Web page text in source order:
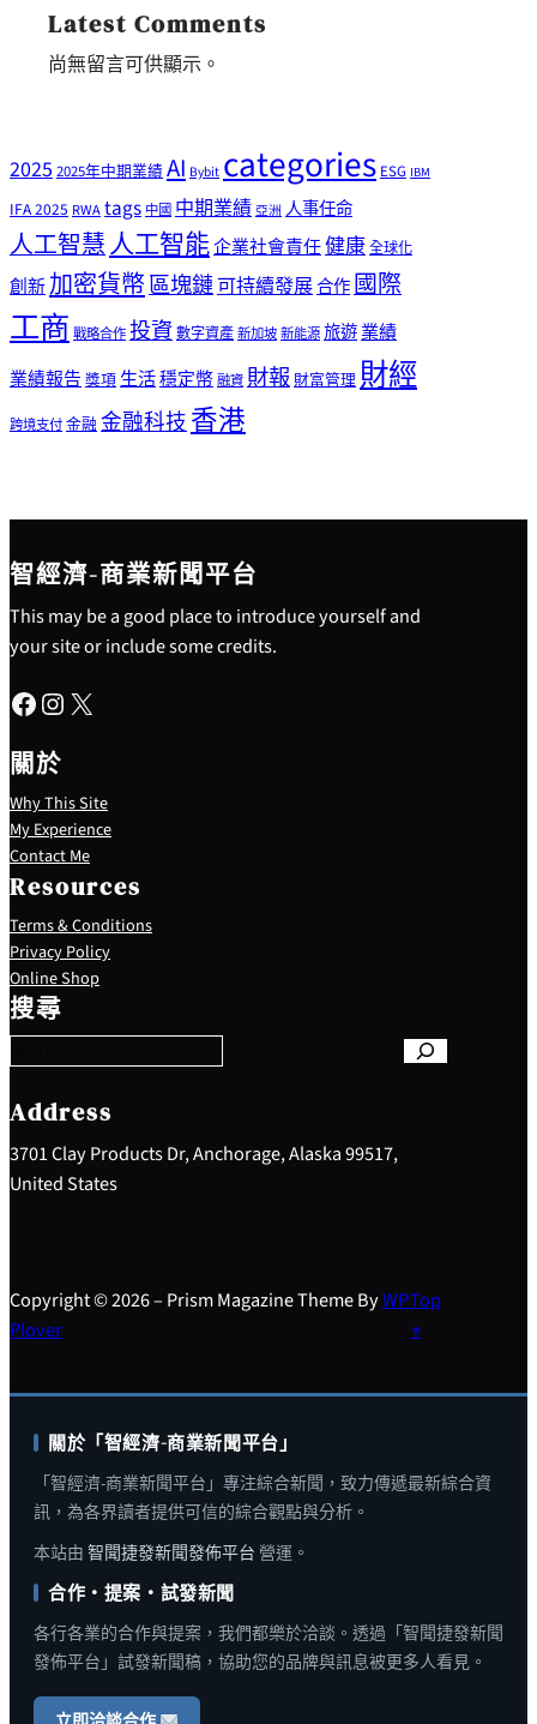
Latest Comments
尚無留言可供顯示。
2025 2025年中期業績AI Bybitcategories ESG IBM
IFA 2025 RWAtags 中國 中期業績 亞洲 人事任命
人工智慧人工智能企業社會責任健康全球化
創新加密貨幣區塊鏈可持續發展合作國際
工商 戰略合作投資數字資產新加坡新能源旅遊業績
業績報告 獎項生活穩定幣融資 財報 財富管理 財經
跨境支付金融 金融科技 香港
智經濟-商業新聞平台
This may be a good place to introduce yourself and
your site or include some credits.
Facebook Instagram X
關於
Why This Site
My Experience
Contact Me
Resources
Terms & Conditions
Privacy Policy
Online Shop
搜尋
S
e
a
c
h
Address
3701 Clay Products Dr, Anchorage, Alaska 99517,
United States
Copyright © 2026 – Prism Magazine Theme ByWP
Plover
Top
↑
關於「智經濟-商業新聞平台」
「智經濟-商業新聞平台」專注綜合新聞，致力傳遞最新綜合資
訊，為各界讀者提供可信的綜合觀點與分析。
本站由 智聞捷發新聞發佈平台 營運。
合作・提案・試發新聞
各行各業的合作與提案，我們都樂於洽談。透過「智聞捷發新聞
發佈平台」試發新聞稿，協助您的品牌與訊息被更多人看見。